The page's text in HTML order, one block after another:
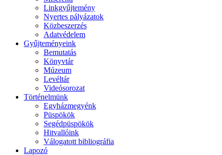
Linkgyűjtemény
Nyertes pályázatok
Közbeszerzés
Adatvédelem
Gyűjteményeink
Bemutatás
Könyvtár
Múzeum
Levéltár
Videósorozat
Történelmünk
Egyházmegyénk
Püspökök
Segédpüspökök
Hitvallóink
Válogatott bibliográfia
Lapozó